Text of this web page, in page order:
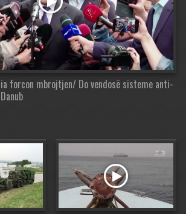
forcon mbrojtjen/ Do vendosë sisteme anti-